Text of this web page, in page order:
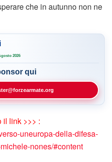
che in autunno non ne
2026
qui
il link >>> :
uneuropa-della-difesa-
nones/#content